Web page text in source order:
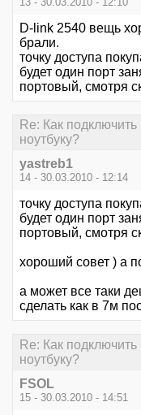
D-link 2540 вещь
брали.
точку доступа
будет один порт
портовый, смотря
Re: Как
ноутбуку?
yastreb1
14 - 30.03.2010 - 12:14
точку доступа
будет один порт
портовый, смотря
хороший совет ) а
а может все таки
сделать как в 7м
Re: Как
ноутбуку?
FSOL
15 - 30.03.2010 - 14:51